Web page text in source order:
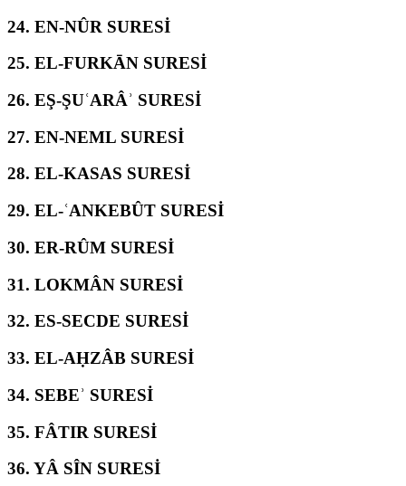
24. EN-NÛR SURESİ
25. EL-FURKĀN SURESİ
26. EŞ-ŞUʿARÂʾ SURESİ
27. EN-NEML SURESİ
28. EL-KASAS SURESİ
29. EL-ʿANKEBÛT SURESİ
30. ER-RÛM SURESİ
31. LOKMÂN SURESİ
32. ES-SECDE SURESİ
33. EL-AḤZÂB SURESİ
34. SEBEʾ SURESİ
35. FÂTIR SURESİ
36. YÂ SÎN SURESİ